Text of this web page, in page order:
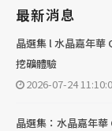
最新消息
晶選集 l 水晶嘉年
挖礦體驗
2026-07-24
晶選集：水晶嘉年